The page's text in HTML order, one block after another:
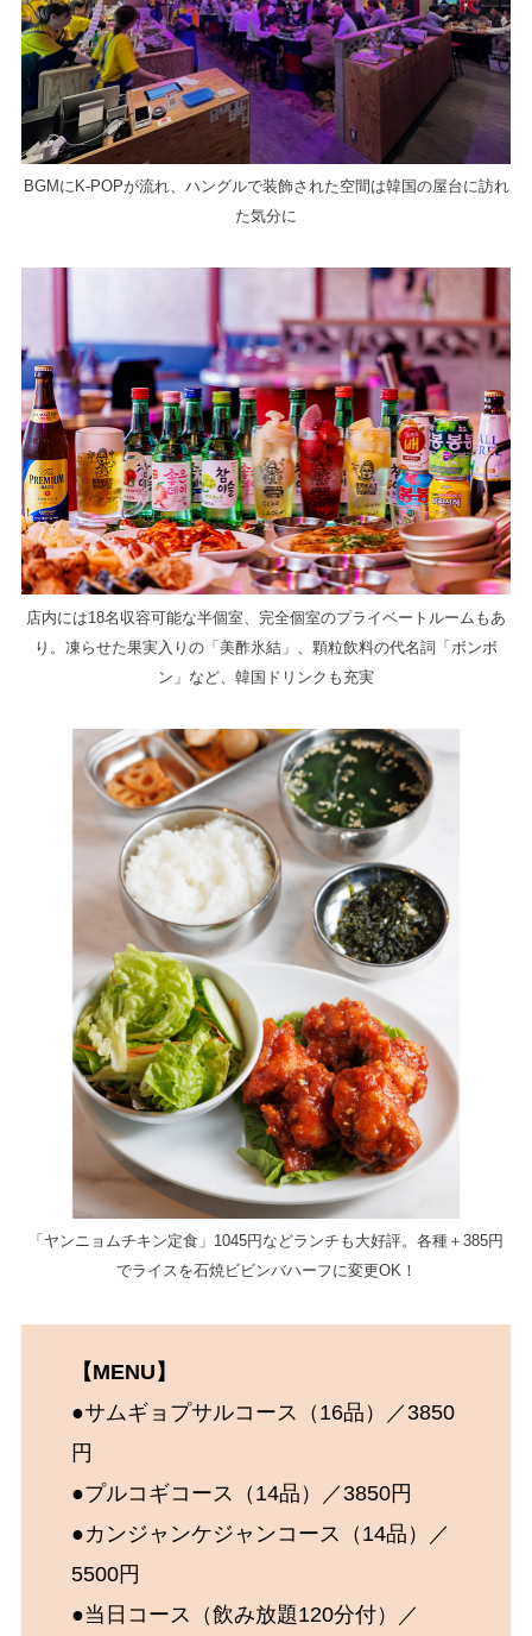
BGMにK-POPが流れ、ハングルで装飾された空間は韓国の屋台に訪れ
た気分に
店内には18名収容可能な半個室、完全個室のプライベートルームもあ
り。凍らせた果実入りの「美酢氷結」、顆粒飲料の代名詞「ボンボ
ン」など、韓国ドリンクも充実
「ヤンニョムチキン定食」1045円などランチも大好評。各種＋385円
でライスを石焼ビビンバハーフに変更OK！
【MENU】
●サムギョプサルコース（16品）／3850
円
●プルコギコース（14品）／3850円
●カンジャンケジャンコース（14品）／
5500円
●当日コース（飲み放題120分付）／